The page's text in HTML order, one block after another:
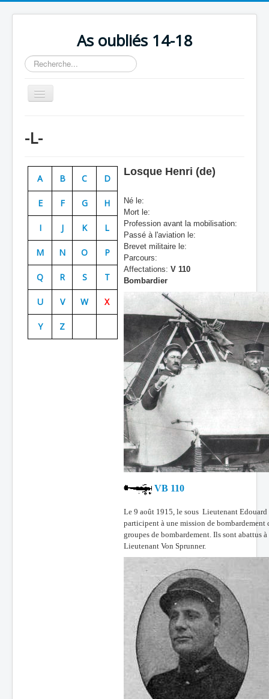
As oubliés 14-18
Rechercher
Basculer
la
Chronologie
Escadrilles
Organisation
Avions
Personnels
Doctrines
Batailles
Les As
Cahiers des As
-L-
A B C D
E F G H
I J K L
M N O P
Q R S T
U V W X
Y Z
Losque Henri (de)
Né le:
Mort le:
Profession avant la mobilisation:
Passé à l'aviation le:
Brevet militaire le:
Parcours:
Affectations: V 110
Bombardier
VB 110
Le 9 août 1915, le sous Lieutenant
participent à une mission de bombardement
groupes de bombardement. Ils sont abattus
Lieutenant Von Sprunner.